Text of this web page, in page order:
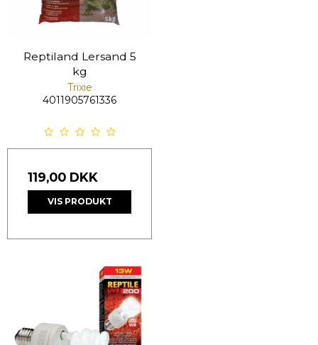
Reptiland Lersand 5
kg
Trixie
4011905761336
119,00 DKK
VIS PRODUKT